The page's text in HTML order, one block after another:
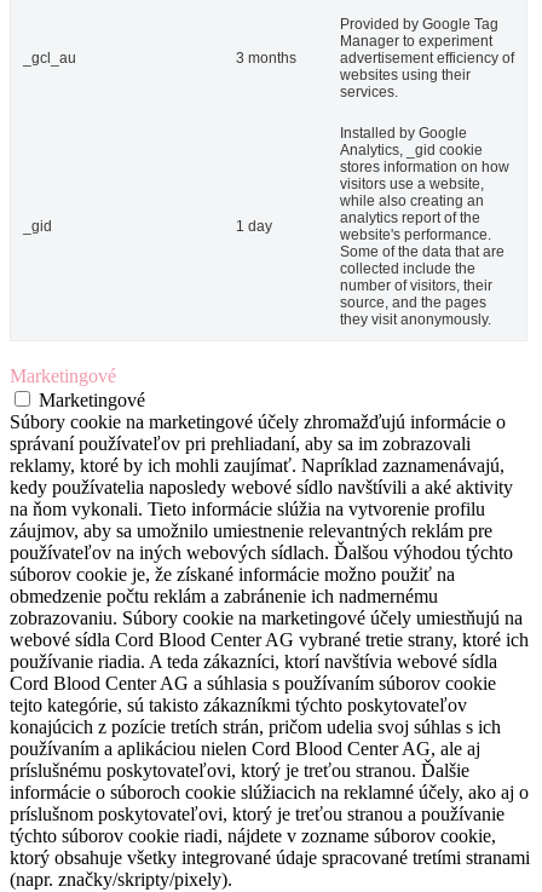
_gcl_au 3 months
Provided by Google Tag
Manager to experiment
advertisement efficiency of
websites using their
services.
_gid 1 day
Installed by Google
Analytics, _gid cookie
stores information on how
visitors use a website,
while also creating an
analytics report of the
website's performance.
Some of the data that are
collected include the
number of visitors, their
source, and the pages
they visit anonymously.
Marketingové
Marketingové
Súbory cookie na marketingové účely zhromažďujú informácie o
správaní používateľov pri prehliadaní, aby sa im zobrazovali
reklamy, ktoré by ich mohli zaujímať. Napríklad zaznamenávajú,
kedy používatelia naposledy webové sídlo navštívili a aké aktivity
na ňom vykonali. Tieto informácie slúžia na vytvorenie profilu
záujmov, aby sa umožnilo umiestnenie relevantných reklám pre
používateľov na iných webových sídlach. Ďalšou výhodou týchto
súborov cookie je, že získané informácie možno použiť na
obmedzenie počtu reklám a zabránenie ich nadmernému
zobrazovaniu. Súbory cookie na marketingové účely umiestňujú na
webové sídla Cord Blood Center AG vybrané tretie strany, ktoré ich
používanie riadia. A teda zákazníci, ktorí navštívia webové sídla
Cord Blood Center AG a súhlasia s používaním súborov cookie
tejto kategórie, sú takisto zákazníkmi týchto poskytovateľov
konajúcich z pozície tretích strán, pričom udelia svoj súhlas s ich
používaním a aplikáciou nielen Cord Blood Center AG, ale aj
príslušnému poskytovateľovi, ktorý je treťou stranou. Ďalšie
informácie o súboroch cookie slúžiacich na reklamné účely, ako aj o
príslušnom poskytovateľovi, ktorý je treťou stranou a používanie
týchto súborov cookie riadi, nájdete v zozname súborov cookie,
ktorý obsahuje všetky integrované údaje spracované tretími stranami
(napr. značky/skripty/pixely).